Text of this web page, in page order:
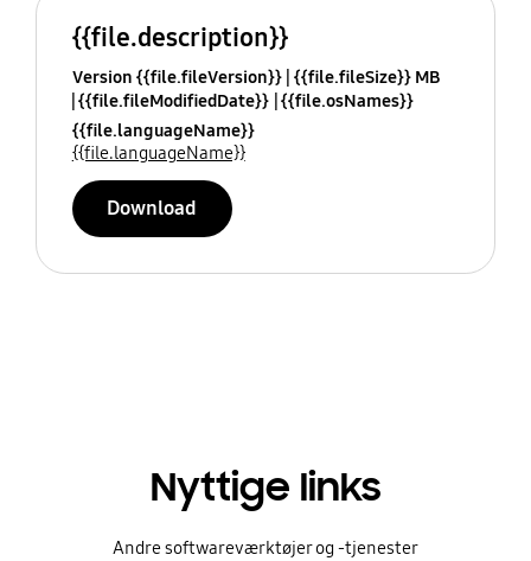
{{file.description}}
Version {{file.fileVersion}} {{file.fileSize}} MB
{{file.fileModifiedDate}} {{file.osNames}}
{{file.languageName}}
{{file.languageName}}
Download
Nyttige links
Andre softwareværktøjer og -tjenester